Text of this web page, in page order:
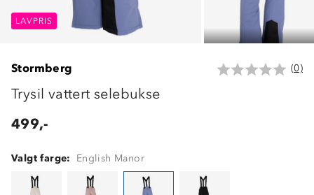
LAVPRIS
LAVPRIS
Stormberg (0)
Trysil vattert selebukse
499,-
Valgt farge: English Manor